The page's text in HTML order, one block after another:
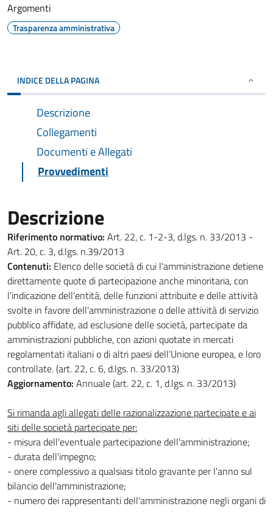
Argomenti
Trasparenza amministrativa
INDICE DELLA PAGINA
Descrizione
Collegamenti
Documenti e Allegati
Provvedimenti
Descrizione
Riferimento normativo: Art. 22, c. 1-2-3, d.lgs. n. 33/2013 -
Art. 20, c. 3, d.lgs. n.39/2013
Contenuti: Elenco delle società di cui l'amministrazione detiene
direttamente quote di partecipazione anche minoritaria, con
l'indicazione dell'entità, delle funzioni attribuite e delle attività
svolte in favore dell'amministrazione o delle attività di servizio
pubblico affidate, ad esclusione delle società, partecipate da
amministrazioni pubbliche, con azioni quotate in mercati
regolamentati italiani o di altri paesi dell'Unione europea, e loro
controllate. (art. 22, c. 6, d.lgs. n. 33/2013)
Aggiornamento: Annuale (art. 22, c. 1, d.lgs. n. 33/2013)
Si rimanda agli allegati delle razionalizzazione partecipate e ai
siti delle società partecipate per:
- misura dell'eventuale partecipazione dell'amministrazione;
- durata dell'impegno;
- onere complessivo a qualsiasi titolo gravante per l'anno sul
bilancio dell'amministrazione;
- numero dei rappresentanti dell'amministrazione negli organi di